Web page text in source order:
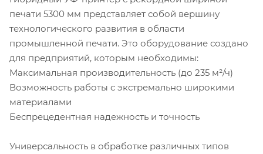
печати 5300 мм представляет собой вершину
технологического развития в области
промышленной печати. Это оборудование создано
для предприятий, которым необходимы:
Максимальная производительность (до 235 м²/ч)
Возможность работы с экстремально широкими
материалами
Беспрецедентная надежность и точность
Универсальность в обработке различных типов